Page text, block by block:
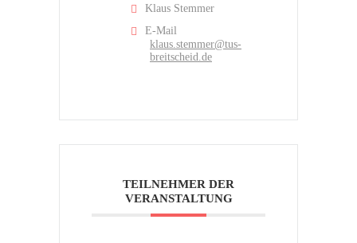
Klaus Stemmer
E-Mail
klaus.stemmer@tus-
breitscheid.de
TEILNEHMER DER
VERANSTALTUNG